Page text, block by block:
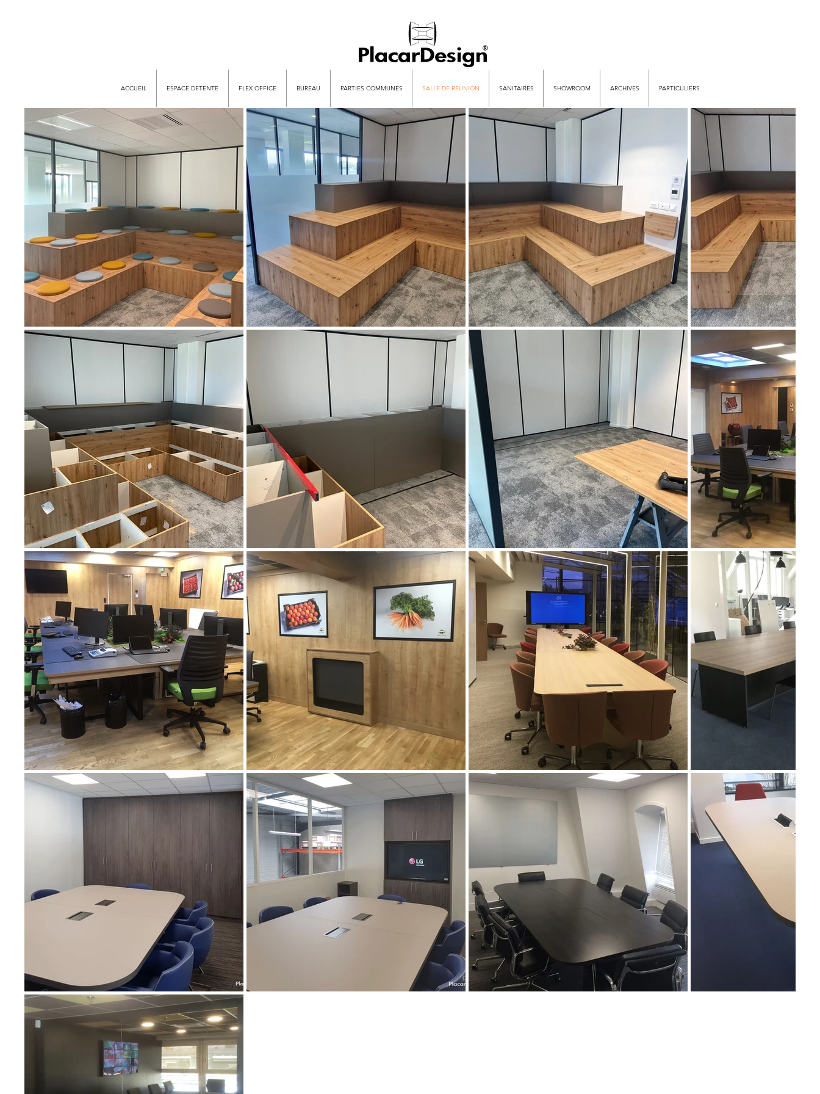
ACCUEIL ESPACE DETENTE FLEX OFFICE BUREAU PARTIES COMMUNES SALLE DE REUNION SANITAIRES SHOWROOM ARCHIVES PARTICULIERS